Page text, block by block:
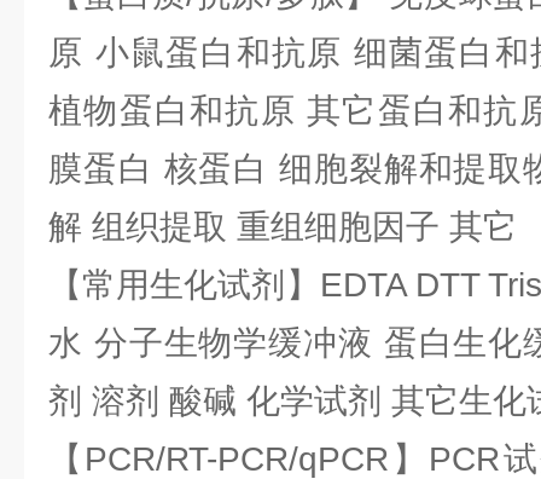
原 小鼠蛋白和抗原 细菌蛋白
植物蛋白和抗原 其它蛋白和抗
膜蛋白 核蛋白 细胞裂解和提取
解 组织提取 重组细胞因子 其它
【常用生化试剂】EDTA DTT
水 分子生物学缓冲液 蛋白生化
剂 溶剂 酸碱 化学试剂 其它生化
【PCR/RT-PCR/qPCR】PCR